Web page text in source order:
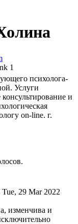
психолога-
Услуги
и
on-line. г.
29 Mar 2022
изменчива и